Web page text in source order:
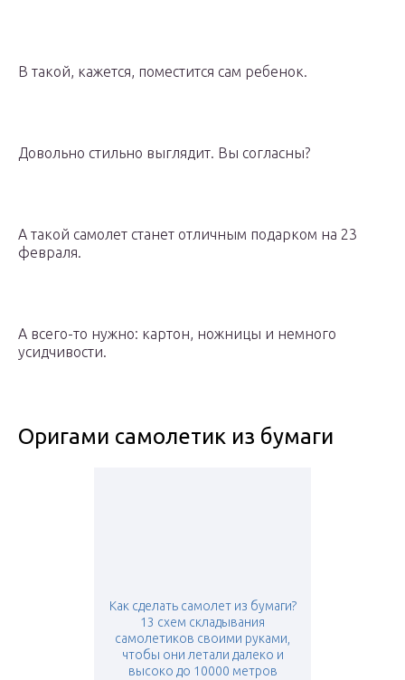
В такой, кажется, поместится сам ребенок.
Довольно стильно выглядит. Вы согласны?
А такой самолет станет отличным подарком на 23
февраля.
А всего-то нужно: картон, ножницы и немного
усидчивости.
Оригами самолетик из бумаги
Как сделать самолет из бумаги?
13 схем складывания
самолетиков своими руками,
чтобы они летали далеко и
высоко до 10000 метров